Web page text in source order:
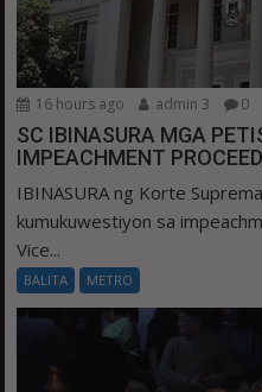
16 hours ago admin 3 0
SC IBINASURA MGA
IMPEACHMENT
IBINASURA ng Korte
kumukuwestiyon sa
Vice...
BALITA METRO